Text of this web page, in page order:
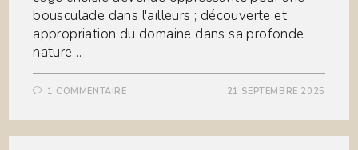
bousculade dans l'ailleurs ; découverte et
appropriation du domaine dans sa profonde
nature…
1 COMMENTAIRE 21 SEPTEMBRE 2025